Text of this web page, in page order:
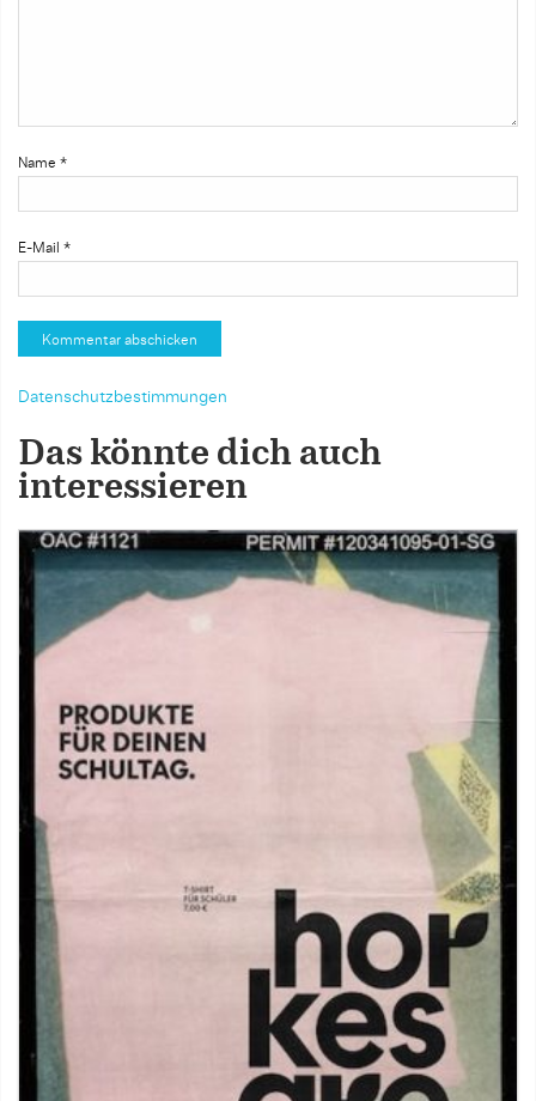
Name *
E-Mail *
Datenschutzbestimmungen
Das könnte dich auch
interessieren